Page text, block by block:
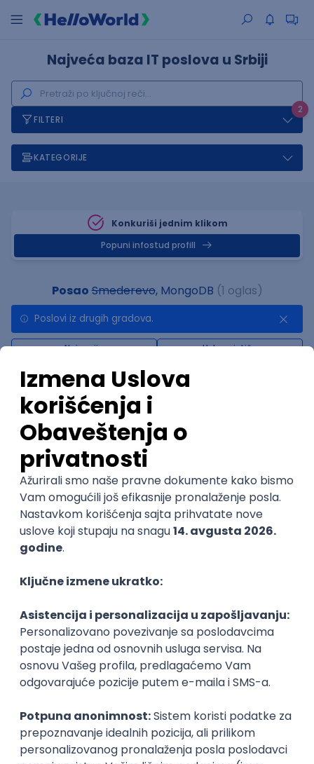
Najveća baza IT poslova u Srbiji
2
FILTERI
KATEGORIJE
Konkuriši jednim klikom
Popuni infostud profill
PosaoSmederevo, MongoDB (1 oglas)
Poslovi iz drugih gradova.
Najnovije Uskoro ističe
Software Developer
mts sistemi i integracije
4.7
Odgovara na prijave
Beograd
14.08.2026.
PHP MySQL Linux SOAP
REST
Laravel MongoDB Senior @
POSLOVI NA MAIL
SENIORITET
NAČIN RADA
Najnoviji poslovi svakog dana u tvom
inboxu
Prijavi se